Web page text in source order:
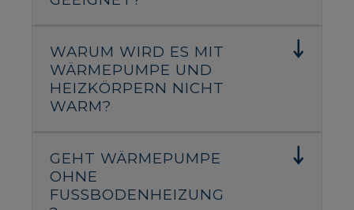
WARUM WIRD ES MIT
WÄRMEPUMPE UND
HEIZKÖRPERN NICHT
WARM?
GEHT WÄRMEPUMPE
OHNE
FUSSBODENHEIZUNG?